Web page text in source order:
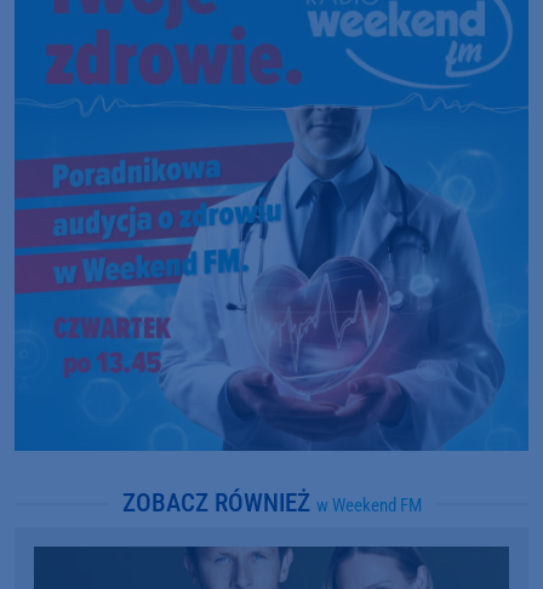
ZOBACZ RÓWNIEŻ w Weekend FM